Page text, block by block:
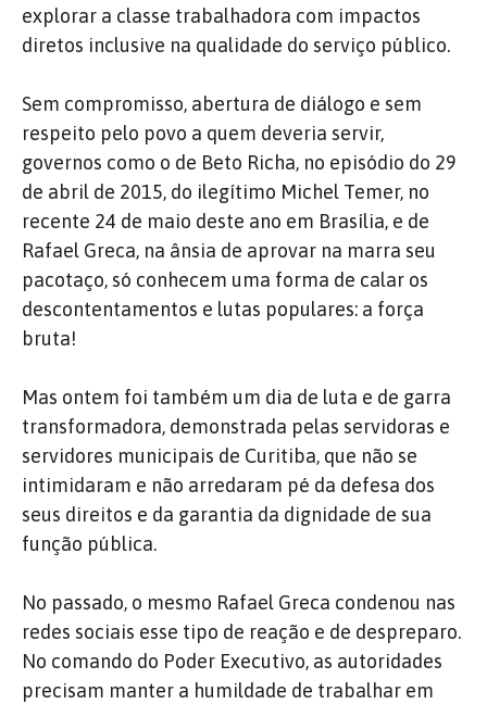
explorar a classe trabalhadora com impactos
diretos inclusive na qualidade do serviço público.
Sem compromisso, abertura de diálogo e sem
respeito pelo povo a quem deveria servir,
governos como o de Beto Richa, no episódio do 29
de abril de 2015, do ilegítimo Michel Temer, no
recente 24 de maio deste ano em Brasília, e de
Rafael Greca, na ânsia de aprovar na marra seu
pacotaço, só conhecem uma forma de calar os
descontentamentos e lutas populares: a força
bruta!
Mas ontem foi também um dia de luta e de garra
transformadora, demonstrada pelas servidoras e
servidores municipais de Curitiba, que não se
intimidaram e não arredaram pé da defesa dos
seus direitos e da garantia da dignidade de sua
função pública.
No passado, o mesmo Rafael Greca condenou nas
redes sociais esse tipo de reação e de despreparo.
No comando do Poder Executivo, as autoridades
precisam manter a humildade de trabalhar em